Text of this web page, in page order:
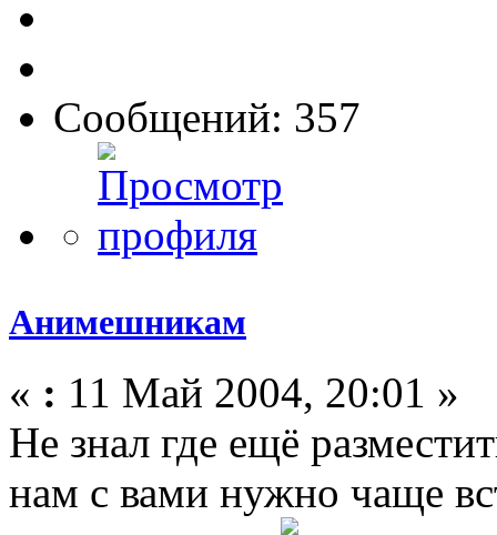
Сообщений: 357
Анимешникам
« : 11 Май 2004, 20:01 »
Не знал где ещё
нам с вами нужно чаще